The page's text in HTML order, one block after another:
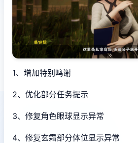
1、增加特别鸣谢
2、优化部分任务提示
3、修复角色眼球显示异常
4、修复玄霜部分体位显示异常